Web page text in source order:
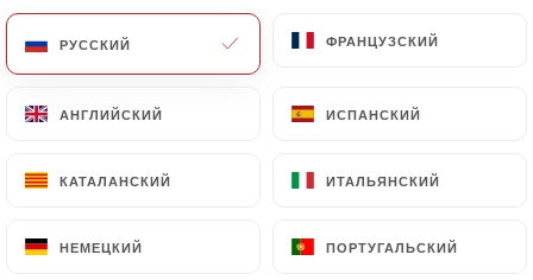
РУССКИЙ ФРАНЦУЗСКИЙ
АНГЛИЙСКИЙ ИСПАНСКИЙ
КАТАЛАНСКИЙ ИТАЛЬЯНСКИЙ
НЕМЕЦКИЙ ПОРТУГАЛЬСКИЙ
РУССКИЙ ФРАНЦУЗСКИЙ
АНГЛИЙСКИЙ ИСПАНСКИЙ
КАТАЛАНСКИЙ ИТАЛЬЯНСКИЙ
НЕМЕЦКИЙ ПОРТУГАЛЬСКИЙ